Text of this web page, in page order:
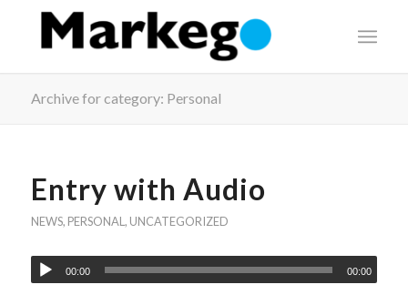
Archive for category: Personal
Entry with Audio
NEWS, PERSONAL , UNCATEGORIZED
00:00 00:00